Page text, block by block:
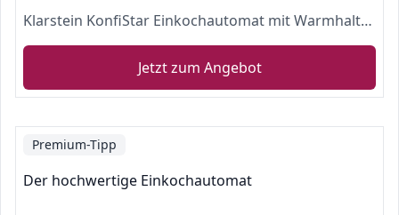
Klarstein KonfiStar Einkochautomat mit Warmhalte-Funktion
Jetzt zum Angebot
Premium-Tipp
Der hochwertige Einkochautomat